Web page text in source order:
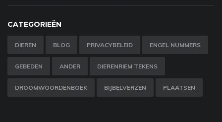
CATEGORIEËN
DIEREN BLOG PRIVACYBELEID ENGEL NUMMERS
GEBEDEN ANDER DIERENRIEM TEKENS
DROOMWOORDENBOEK BIJBELVERZEN PLAATSEN